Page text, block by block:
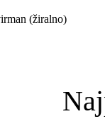
(žiralno)